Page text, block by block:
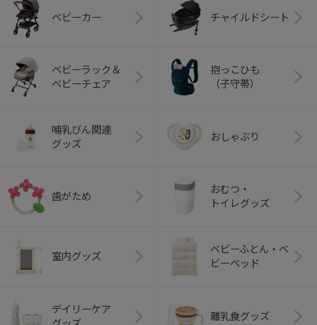
ベビーカー チャイルドシート
ベビーラック＆
ベビーチェア
抱っこひも
（子守帯）
哺乳びん関連
グッズ
おしゃぶり
歯がため
おむつ・
トイレグッズ
室内グッズ
ベビーふとん・ベ
ビーベッド
デイリーケア
離乳食グッズ